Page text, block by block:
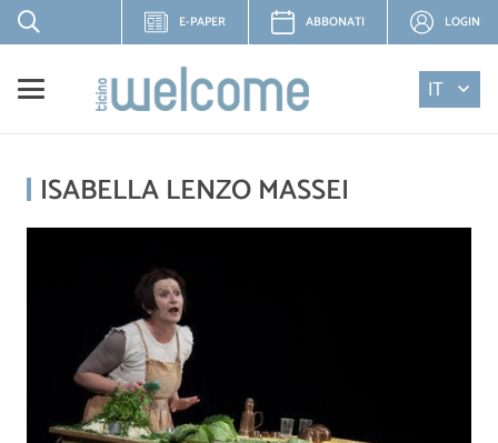
E-PAPER ABBONATI LOGIN
IT
ISABELLA LENZO MASSEI